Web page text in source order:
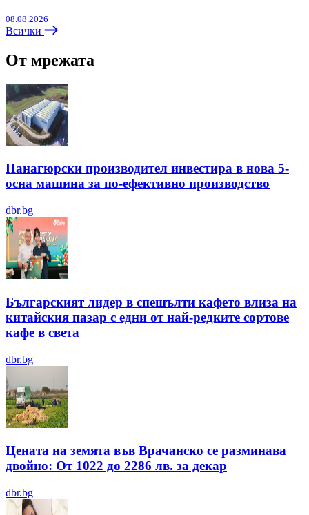
08.08.2026
Всички
От мрежата
Панагюрски производител инвестира в нова 5-
осна машина за по-ефективно производство
dbr.bg
Българският лидер в спешълти кафето влиза на
китайския пазар с едни от най-редките сортове
кафе в света
dbr.bg
Цената на земята във Врачанско се разминава
двойно: От 1022 до 2286 лв. за декар
dbr.bg